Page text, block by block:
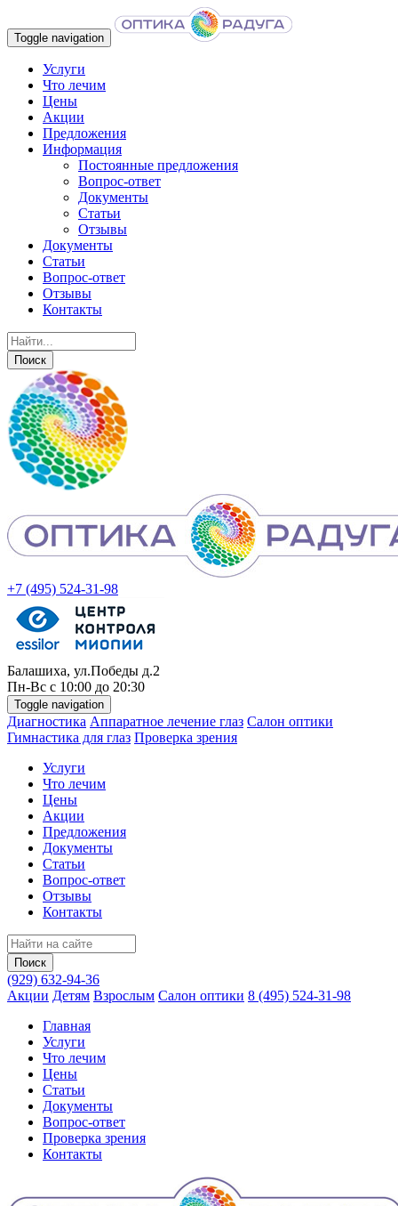
Toggle navigation
Услуги
Что лечим
Цены
Акции
Предложения
Информация
Постоянные предложения
Вопрос-ответ
Документы
Статьи
Отзывы
Документы
Статьи
Вопрос-ответ
Отзывы
Контакты
+7 (495) 524-31-98
Балашиха, ул.Победы д.2
Пн-Вс с 10:00 до 20:30
Toggle navigation
Диагностика Аппаратное лечение глаз Салон оптики
Гимнастика для глаз Проверка зрения
Услуги
Что лечим
Цены
Акции
Предложения
Документы
Статьи
Вопрос-ответ
Отзывы
Контакты
(929) 632-94-36
Акции Детям Взрослым Салон оптики 8 (495) 524-31-98
Главная
Услуги
Что лечим
Цены
Статьи
Документы
Вопрос‑ответ
Проверка зрения
Контакты